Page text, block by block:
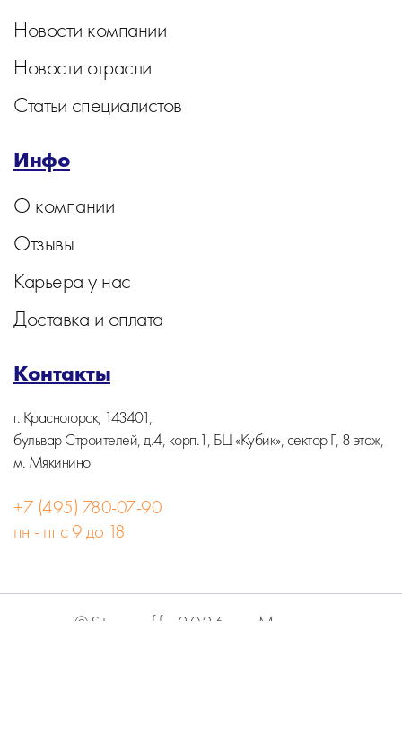
Новости компании
Новости отрасли
Статьи специалистов
Инфо
О компании
Отзывы
Карьера у нас
Доставка и оплата
Контакты
г. Красногорск, 143401,
бульвар Строителей, д.4, корп.1, БЦ «Кубик», сектор Г, 8 этаж,
м. Мякинино
+7 (495) 780-07-90
пн - пт с 9 до 18
©Stormoff, 2026, г. Москва